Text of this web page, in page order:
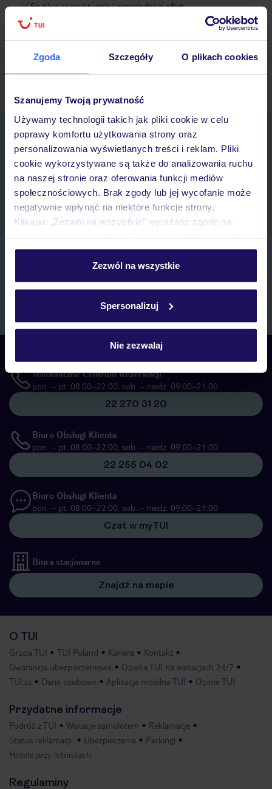
Zgoda Szczegóły O plikach cookies
Szanujemy Twoją prywatność
Używamy technologii takich jak pliki cookie w celu
poprawy komfortu użytkowania strony oraz
personalizowania wyświetlanych treści i reklam. Pliki
cookie wykorzystywane są także do analizowania ruchu
na naszej stronie oraz oferowania funkcji mediów
społecznościowych. Brak zgody lub jej wycofanie może
negatywnie wpłynąć na niektóre funkcje strony.
Klikając „Zezwól na wszystkie” wyrażasz zgodę na
personalizować swój wybór wchodząc w zakładkę
Szczegółowe informacje o plikach cookie znajdziesz
Zezwól na wszystkie
Spersonalizuj
Nie zezwalaj
Szybkie wyszukiwanie i przeglądanie ofert
Lista ulubionych ofert i możliwość ich udostępniania
myTUI
Zapisz się do newslettera
IMIĘ*
E-MAIL*
Wyrażam zgodę na przetwarzanie danych osobowych przez TUI
marketingowych, w zakresie oraz celu wskazanym w„Informacji o
przetwarzaniu danych osobowych”, poprzez elektroniczną formę
systemów wywołujących.
Zapisz się
Skontaktuj się z nami
Telefoniczne Centrum Rezerwacji
pon. – pt. 08:00–22:00, sob. – niedz. 09:00–21:00
22 270 31 20
Biuro Obsługi Klienta
pon. – pt. 08:00–22:00, sob. – niedz. 09:00–21:00
22 255 04 02
Biuro Obsługi Klienta
pon. – pt. 08:00–22:00, sob. – niedz. 09:00–21:00
Czat w myTUI
Biura stacjonarne
Znajdź na mapie
O TUI
Grupa TUI TUI Poland Kariera
Kontakt
Gwarancja ubezpieczeniowa
Opieka TUI na wakacjach 24/7
TUI.cz
Dane osobowe Aplikacja mobilna TUI Opinie TUI
Przydatne informacje
Podróż z TUI Wakacje samolotem
Reklamacje
Status reklamacji
Ubezpieczenia
Parkingi
Hotele przy lotniskach
Regulaminy